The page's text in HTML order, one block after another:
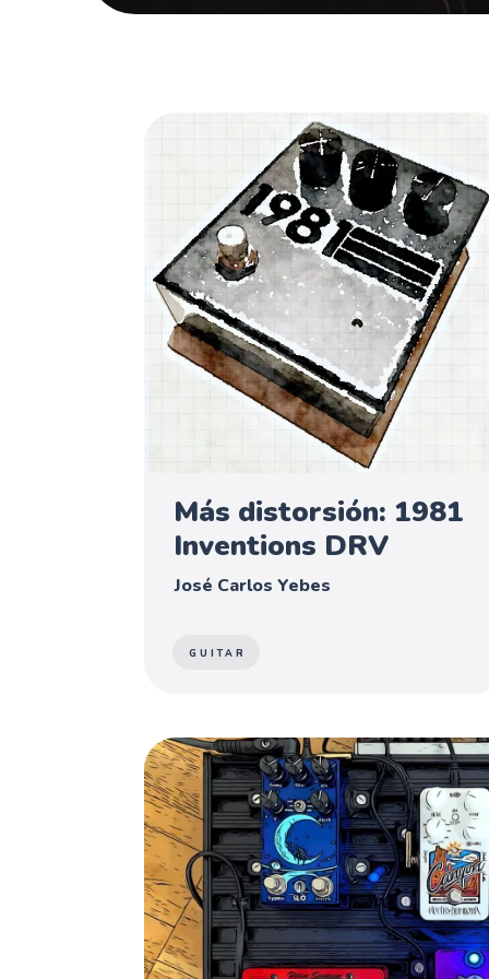
Más distorsión: 1981
Inventions DRV
José Carlos Yebes
GUITAR